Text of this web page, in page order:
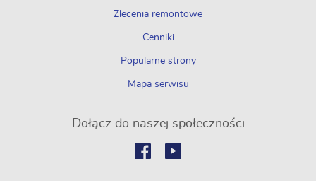
Zlecenia remontowe
Cenniki
Popularne strony
Mapa serwisu
Dołącz do naszej społeczności